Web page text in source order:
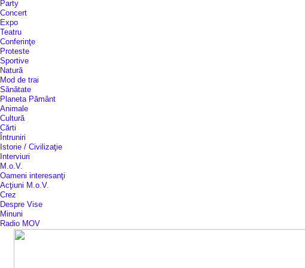
Party
Concert
Expo
Teatru
Conferinţe
Proteste
Sportive
Natură
Mod de trai
Sănătate
Planeta Pământ
Animale
Cultură
Cărti
Întruniri
Istorie / Civilizaţie
Interviuri
M.o.V.
Oameni interesanţi
Acţiuni M.o.V.
Crez
Despre Vise
Minuni
Radio MOV